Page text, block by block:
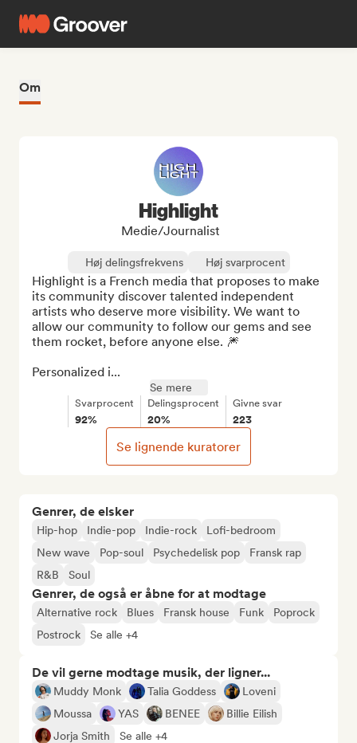
Om
Genrer, de elsker
Hip-hop Indie-pop Indie-rock
Lofi-bedroom
New wave
Pop-soul Psychedelisk pop
Fransk rap
R&B
Soul
Genrer, de også er åbne for at modtage
Alternative rock Blues Fransk house Funk
Poprock
Postrock
Se alle +4
De vil gerne modtage musik, der ligner...
Muddy Monk Talia Goddess
Loveni
Moussa
YAS BENEE
Billie Eilish
Jorja Smith
Se alle +4
Highlight
Medie/journalist
Høj delingsfrekvens Høj svarprocent
Highlight is a French media that proposes to make
its community discover talented independent
artists who deserve more visibility. We want to
allow our community to follow our gems and see
them rocket, before anyone else. 🎆
Personalized i...
Se mere
Svarprocent
92%
Delingsprocent
20%
Givne svar
223
Se lignende kuratorer